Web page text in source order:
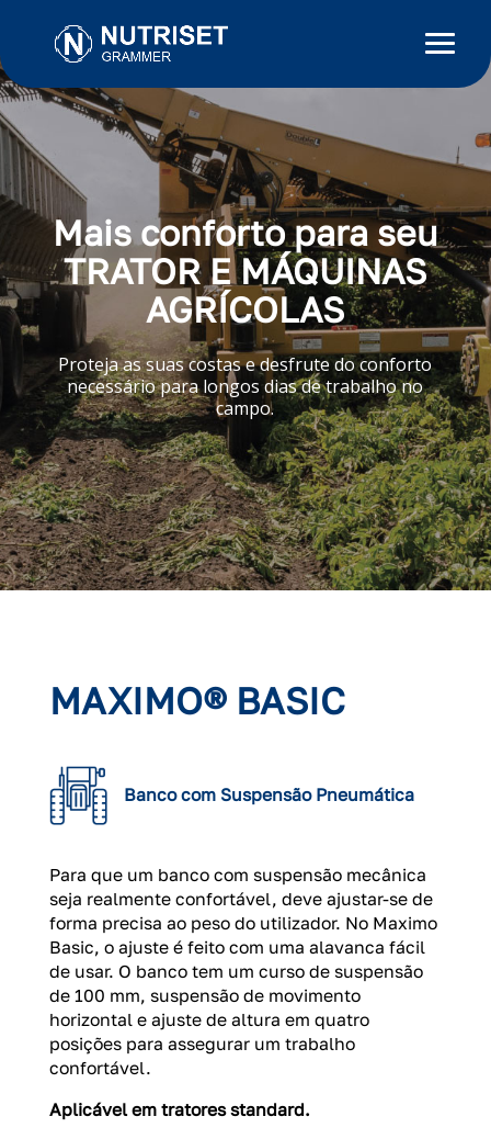
Mais conforto para seu
TRATOR E MÁQUINAS
AGRÍCOLAS
Proteja as suas costas e desfrute do conforto
necessário para longos dias de trabalho no
campo.
MAXIMO® BASIC
Banco com Suspensão Pneumática
Para que um banco com suspensão mecânica
seja realmente confortável, deve ajustar-se de
forma precisa ao peso do utilizador. No Maximo
Basic, o ajuste é feito com uma alavanca fácil
de usar. O banco tem um curso de suspensão
de 100 mm, suspensão de movimento
horizontal e ajuste de altura em quatro
posições para assegurar um trabalho
confortável.
Aplicável em tratores standard.